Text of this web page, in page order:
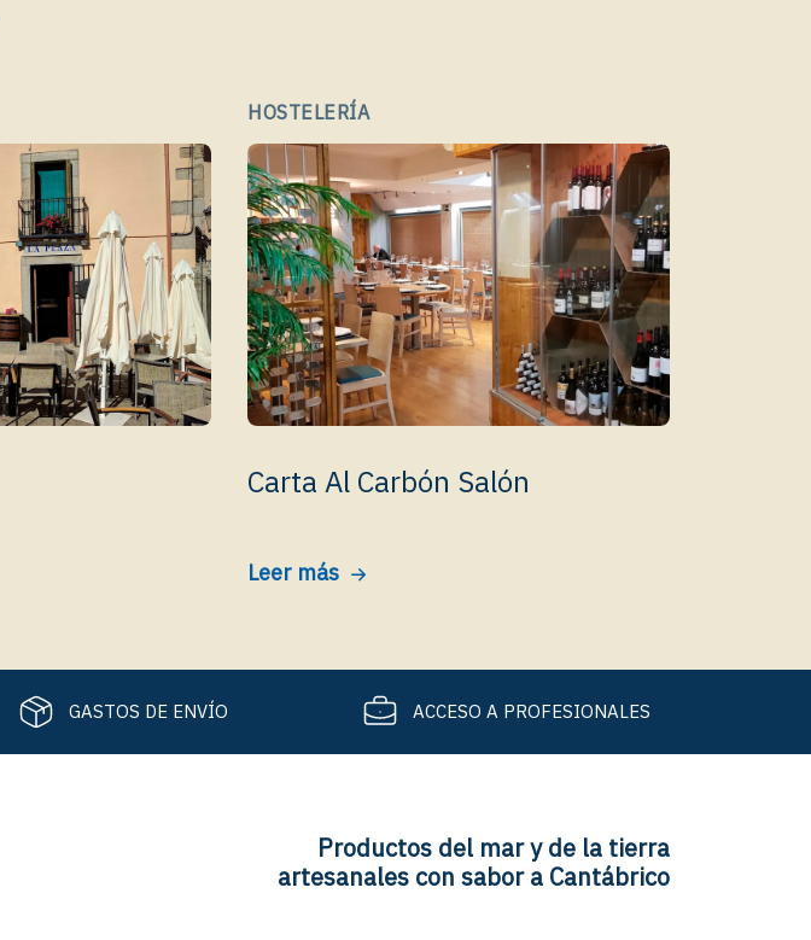
HOSTELERÍA
Carta Al Carbón Salón
Leer más
GASTOS DE ENVÍO ACCESO A PROFESIONALES
Productos del mar y de la tierra
artesanales con sabor a Cantábrico